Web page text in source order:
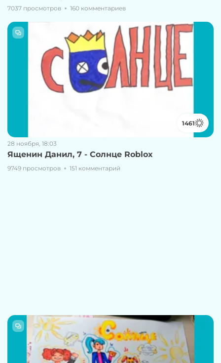
7037 просмотров 160 комментариев
1461
28 ноября, 18:03
Ященин Данил, 7 - Солнце Roblox
9749 просмотров 151 комментарий